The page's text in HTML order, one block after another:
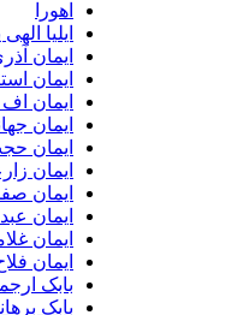
ایلیا الهی یار
ایمان آذری
ایمان استار
ایمان اف جی ۱۰
ایمان جهانگری
ایمان حجت
ایمان زارعی
ایمان صفدری
ایمان عبدالله خانی
ایمان غلامی
ایمان فلاح
بابک ارجمند
بابک برهانی